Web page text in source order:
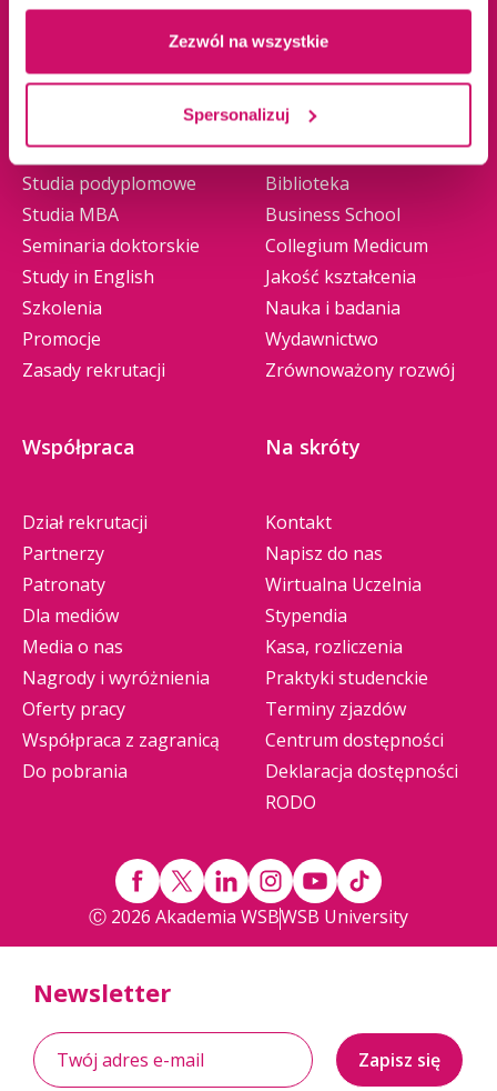
Zezwól na wszystkie
Spersonalizuj
Oferta edukacyjna
Studia I stopnia
Jednolite magisterskie
Studia podyplomowe
Studia MBA
Seminaria doktorskie
Study in English
Szkolenia
Promocje
Zasady rekrutacji
Uczelnia
O nas
Władze
Baza dydaktyczna
Biblioteka
Business School
Collegium Medicum
Jakość kształcenia
Nauka i badania
Wydawnictwo
Zrównoważony rozwój
Współpraca
Dział rekrutacji
Partnerzy
Patronaty
Dla mediów
Media o nas
Nagrody i wyróżnienia
Oferty pracy
Współpraca z zagranicą
Do pobrania
Na skróty
Kontakt
Napisz do nas
Wirtualna Uczelnia
Stypendia
Kasa, rozliczenia
Praktyki studenckie
Terminy zjazdów
Centrum dostępności
Deklaracja dostępności
RODO
Ⓒ 2026 Akademia WSBWSB University
Newsletter
Zapisz się